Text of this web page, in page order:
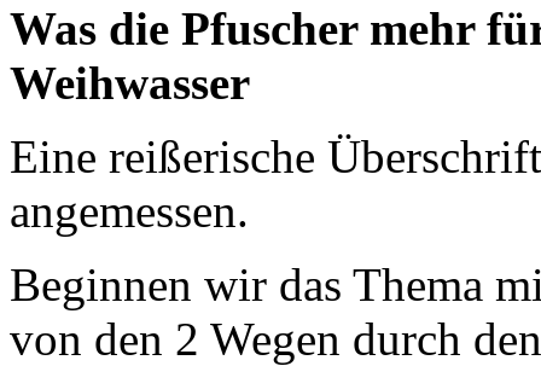
Was die Pfuscher mehr
Weihwasser
Eine reißerische
angemessen.
Beginnen wir das Thema
von den 2 Wegen durch